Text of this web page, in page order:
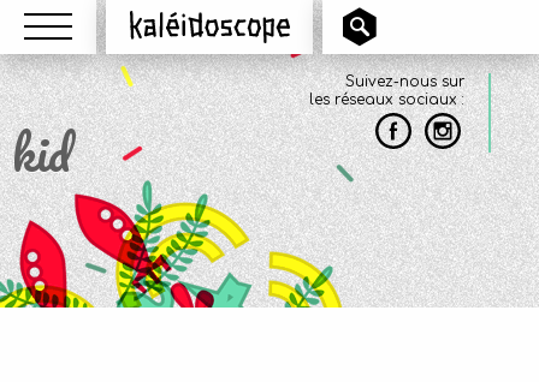
Menu Kaléidoscope
Suivez-nous sur
les réseaux sociaux :
kid